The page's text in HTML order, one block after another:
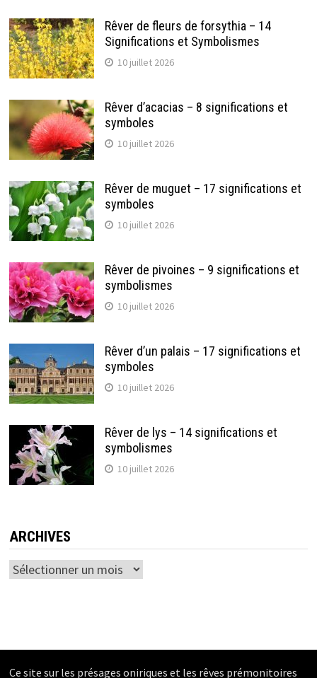
Rêver de fleurs de forsythia – 14
Significations et Symbolismes
10 juillet 2026
Rêver d’acacias – 8 significations et
symboles
10 juillet 2026
Rêver de muguet – 17 significations et
symboles
10 juillet 2026
Rêver de pivoines – 9 significations et
symbolismes
10 juillet 2026
Rêver d’un palais – 17 significations et
symboles
10 juillet 2026
Rêver de lys – 14 significations et
symbolismes
10 juillet 2026
ARCHIVES
Archives
Ce site sur les présages oniriques et les rêves prémonitoires